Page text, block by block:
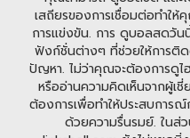
เสถียรของการเชื่อมต่อทำใ
การแข่งขัน. การ ดูบอลสดวั
ฟังก์ชั่นต่างๆ ที่ช่วยให้การติ
ปัญหา. ไม่ว่าคุณจะต้องการดู
หรืออ่านความคิดเห็นจากผู้
ต้องการเพื่อทำให้ประสบกา
ด้วยความรื่นรมย์. ใน